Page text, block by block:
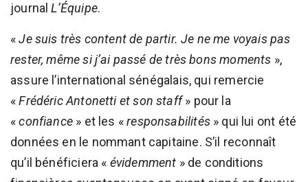
journalL’Équipe.
«Je suis très content de partir. Je ne me voyais pas
rester, même si j’ai passé de très bons moments »,
assure l’international sénégalais, qui remercie
«Frédéric Antonetti et son staff» pour la
«confiance » et les «responsabilités» qui lui ont été
données en le nommant capitaine. S’il reconnaît
qu’il bénéficiera « évidemment » de conditions